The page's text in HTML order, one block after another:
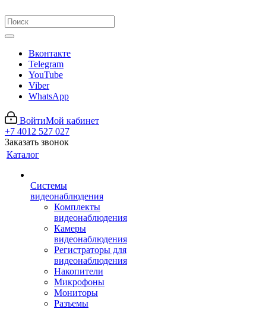
Вконтакте
Telegram
YouTube
Viber
WhatsApp
ВойтиМой кабинет
+7 4012 527 027
Заказать звонок
Каталог
Системы
видеонаблюдения
Комплекты
видеонаблюдения
Камеры
видеонаблюдения
Регистраторы для
видеонаблюдения
Накопители
Микрофоны
Мониторы
Разъемы